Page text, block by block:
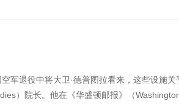
军退役中将大卫·德普图拉看来，这些设施
）院长。他在《华盛顿邮报》（